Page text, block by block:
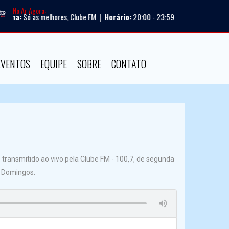
No Ar Agora:
Só as melhores, Clube FM |Horário:20:00 - 23:59
EQUIPE SOBRE CONTATO
ao vivo pela Clube FM - 100,7, de segunda